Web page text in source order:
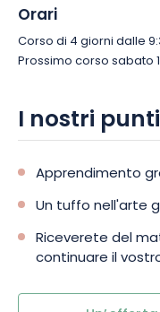
Orari
Corso di 4 giorni dalle
Prossimo corso sabato
I nostri
Apprendimento
Un tuffo nell'arte
Riceverete del
continuare il